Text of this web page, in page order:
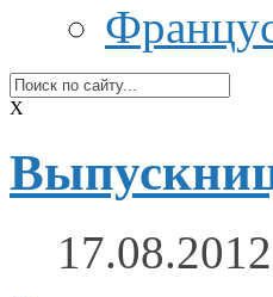
X
17.08.2012